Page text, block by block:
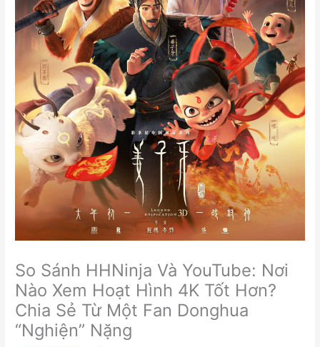
So Sánh HHNinja Và YouTube: Nơi
Nào Xem Hoạt Hình 4K Tốt Hơn?
Chia Sẻ Từ Một Fan Donghua
“Nghiện” Nặng